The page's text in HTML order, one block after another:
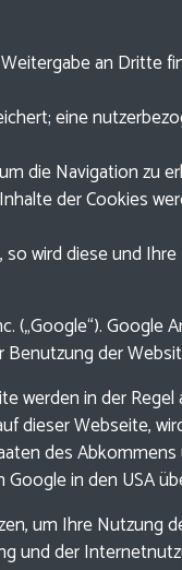
an Dritte
eine
die Navigation zu
der Cookies
wird diese und
(„Google“). Google
der
in der Regel
dieser Webseite,
des
in den USA
um Ihre Nutzung
und der